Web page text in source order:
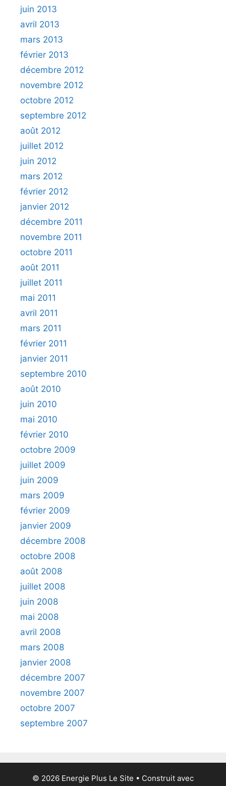
juin 2013
avril 2013
mars 2013
février 2013
décembre 2012
novembre 2012
octobre 2012
septembre 2012
août 2012
juillet 2012
juin 2012
mars 2012
février 2012
janvier 2012
décembre 2011
novembre 2011
octobre 2011
août 2011
juillet 2011
mai 2011
avril 2011
mars 2011
février 2011
janvier 2011
septembre 2010
août 2010
juin 2010
mai 2010
février 2010
octobre 2009
juillet 2009
juin 2009
mars 2009
février 2009
janvier 2009
décembre 2008
octobre 2008
août 2008
juillet 2008
juin 2008
mai 2008
avril 2008
mars 2008
janvier 2008
décembre 2007
novembre 2007
octobre 2007
septembre 2007
© 2026 Energie Plus Le Site • Construit avec